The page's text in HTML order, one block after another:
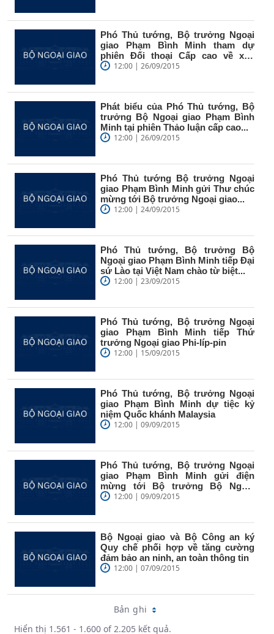
Phó Thủ tướng, Bộ trưởng Ngoại
giao Phạm Bình Minh tham dự
phiên Đối thoại Cấp cao về xoá
đói...12:00 | 26/09/2015
Phát biểu của Phó Thủ tướng, Bộ
trưởng Bộ Ngoại giao Phạm Bình
Minh tại phiên Thảo luận cấp cao...
12:00 | 26/09/2015
Phó Thủ tướng Bộ trưởng Ngoại
giao Phạm Bình Minh gửi Thư chúc
mừng tới Bộ trưởng Ngoại giao...
12:00 | 24/09/2015
Phó Thủ tướng, Bộ trưởng Bộ
Ngoại giao Phạm Bình Minh tiếp Đại
sứ Lào tại Việt Nam chào từ biệt...
12:00 | 23/09/2015
Phó Thủ tướng, Bộ trưởng Ngoại
giao Phạm Bình Minh tiếp Thứ
trưởng Ngoại giao Phi-líp-pin
12:00 | 15/09/2015
Phó Thủ tướng, Bộ trưởng Ngoại
giao Phạm Bình Minh dự tiệc kỷ
niệm Quốc khánh Malaysia
12:00 | 09/09/2015
Phó Thủ tướng, Bộ trưởng Ngoại
giao Phạm Bình Minh gửi điện
mừng tới Bộ trưởng Bộ Ngoại
giao...12:00 | 09/09/2015
Bộ Ngoại giao và Bộ Công an ký
Quy chế phối hợp về tăng cường
đảm bảo an ninh, an toàn thông tin
12:00 | 07/09/2015
Bản ghi
Hiển thị 1.561 - 1.600 of 2.205 kết quả.